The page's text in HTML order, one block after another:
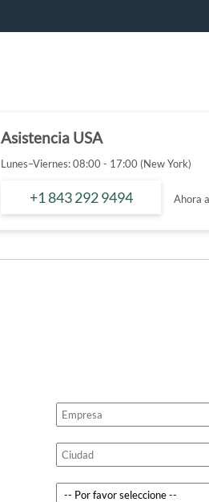
Asistencia USA
Lunes–Viernes: 08:00 - 17:00 (New York)
+1 843 292 9494 Ahora